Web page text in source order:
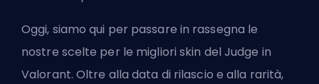
Oggi, siamo qui per passare in rassegna le
nostre scelte per le migliori skin del Judge in
Valorant. Oltre alla data di rilascio e alla rarità,